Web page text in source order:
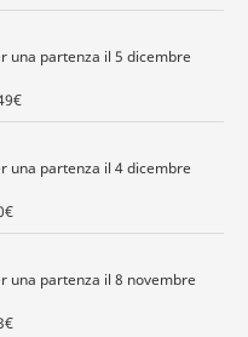
una partenza il 5 dicembre
una partenza il 4 dicembre
una partenza il 8 novembre